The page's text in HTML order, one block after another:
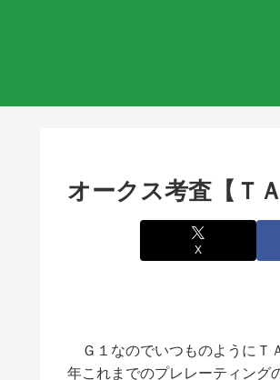
オークス考査【Ｔ
X
Ｇ１なのでいつものようにＴ
年これまでのプレレーティング